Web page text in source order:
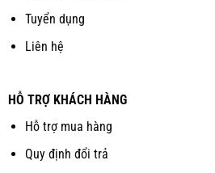
Tuyển dụng
Liên hệ
HỖ TRỢ KHÁCH HÀNG
Hỗ trợ mua hàng
Quy định đổi trả